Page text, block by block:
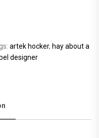
artek hocker, hay about a
designer